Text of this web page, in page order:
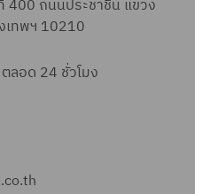
400 ถนนประชาชื่น แขวง
เทพฯ 10210
ลอด 24 ชั่วโมง